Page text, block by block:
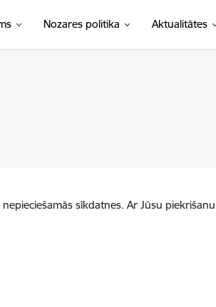
Nozares politika Aktualitātes
sīkdatnes. Ar Jūsu